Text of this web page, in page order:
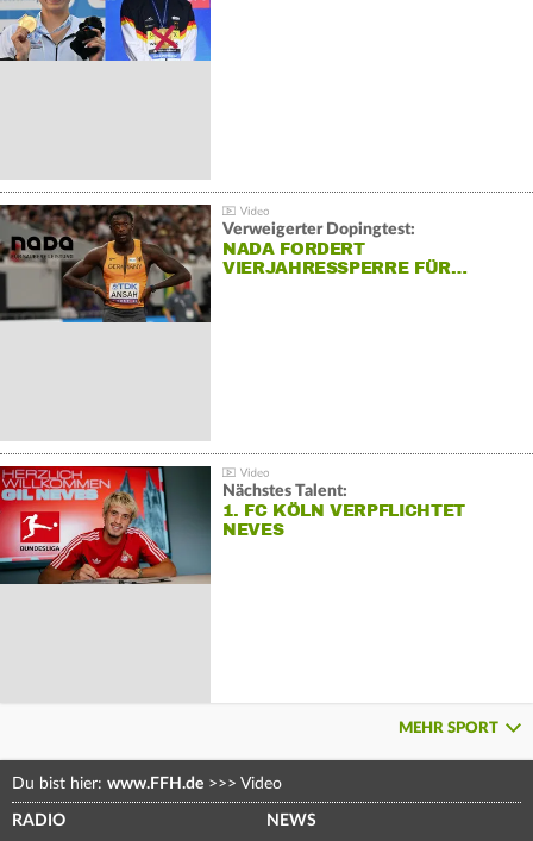
Verweigerter Dopingtest:
NADA FORDERT
VIERJAHRESSPERRE FÜR…
Nächstes Talent:
1. FC KÖLN VERPFLICHTET
NEVES
MEHR SPORT
Du bist hier: www.FFH.de >>> Video
RADIO NEWS